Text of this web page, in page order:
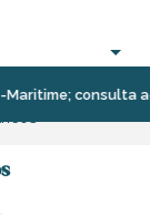
consulta